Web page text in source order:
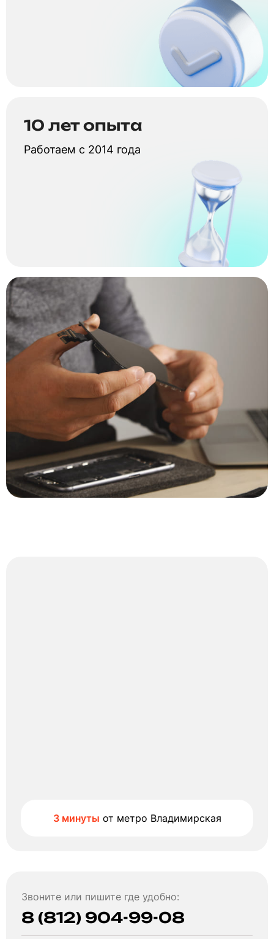
10 лет опыта
Работаем с 2014 года
3 минуты от метро Владимирская
Звоните или пишите где удобно:
8 (812) 904-99-08